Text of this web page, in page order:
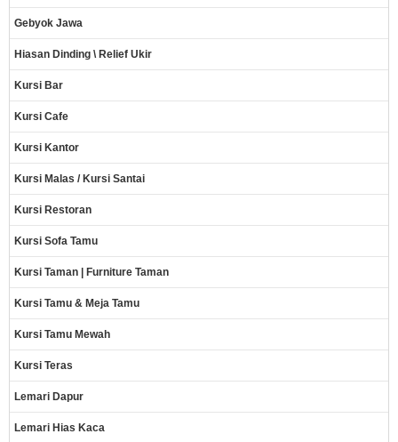
Gebyok Jawa
Hiasan Dinding \ Relief Ukir
Kursi Bar
Kursi Cafe
Kursi Kantor
Kursi Malas / Kursi Santai
Kursi Restoran
Kursi Sofa Tamu
Kursi Taman | Furniture Taman
Kursi Tamu & Meja Tamu
Kursi Tamu Mewah
Kursi Teras
Lemari Dapur
Lemari Hias Kaca